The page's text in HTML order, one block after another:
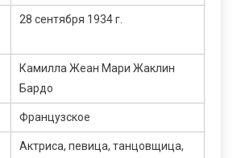
28 сентября 1934 г.
Камилла Жеан Мари Жаклин
Бардо
Французское
Актриса, певица, танцовщица,